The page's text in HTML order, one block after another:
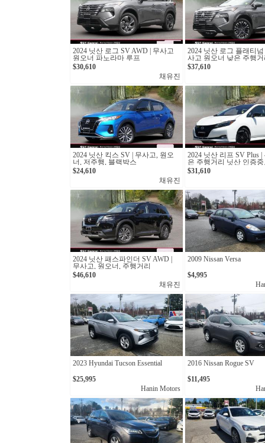
2024 닛산 로그 SV AWD | 무사고
원오너 파노라마 루프
$30,610
채유진
2024 닛산 로그 플래티
사고 원오너 낮은 주행
$37,610
2024 닛산 킥스 SV | 무사고, 원오
너, 저주행, 블랙박스
$24,610
채유진
2024 닛산 리프 SV Plus |
은 주행거리 닛산 인증
$31,610
2024 닛산 패스파인더 SV AWD |
무사고, 원오너, 주행거리
11,798km
$46,610
채유진
2009 Nissan Versa
$4,995
2023 Hyundai Tucson Essential
$25,995
Hanin Motors
2016 Nissan Rogue SV
$11,495